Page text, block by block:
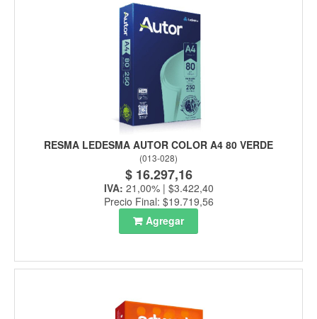
RESMA LEDESMA AUTOR COLOR A4 80 VERDE
(013-028)
$ 16.297,16
IVA: 21,00% | $3.422,40
Precio Final: $19.719,56
Agregar